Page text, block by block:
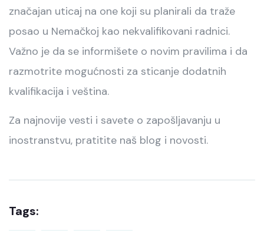
značajan uticaj na one koji su planirali da traže
posao u Nemačkoj kao nekvalifikovani radnici.
Važno je da se informišete o novim pravilima i da
razmotrite mogućnosti za sticanje dodatnih
kvalifikacija i veština.
Za najnovije vesti i savete o zapošljavanju u
inostranstvu, pratitite naš blog i novosti.
Tags: